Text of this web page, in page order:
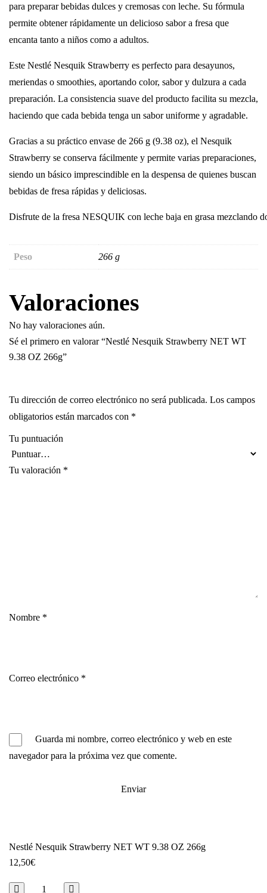
para preparar bebidas dulces y cremosas con leche. Su fórmula
permite obtener rápidamente un delicioso sabor a fresa que
encanta tanto a niños como a adultos.
Este Nestlé Nesquik Strawberry es perfecto para desayunos,
meriendas o smoothies, aportando color, sabor y dulzura a cada
preparación. La consistencia suave del producto facilita su mezcla,
haciendo que cada bebida tenga un sabor uniforme y agradable.
Gracias a su práctico envase de 266 g (9.38 oz), el Nesquik
Strawberry se conserva fácilmente y permite varias preparaciones,
siendo un básico imprescindible en la despensa de quienes buscan
bebidas de fresa rápidas y deliciosas.
Disfrute de la fresa NESQUIK con leche baja en grasa mezclando
Peso 266 g
Valoraciones
No hay valoraciones aún.
Sé el primero en valorar “Nestlé Nesquik Strawberry NET WT
9.38 OZ 266g”
Tu dirección de correo electrónico no será publicada. Los campos
obligatorios están marcados con *
Tu puntuación
Tu valoración *
Nombre *
Correo electrónico *
Guarda mi nombre, correo electrónico y web en este
navegador para la próxima vez que comente.
Nestlé Nesquik Strawberry NET WT 9.38 OZ 266g
12,50€